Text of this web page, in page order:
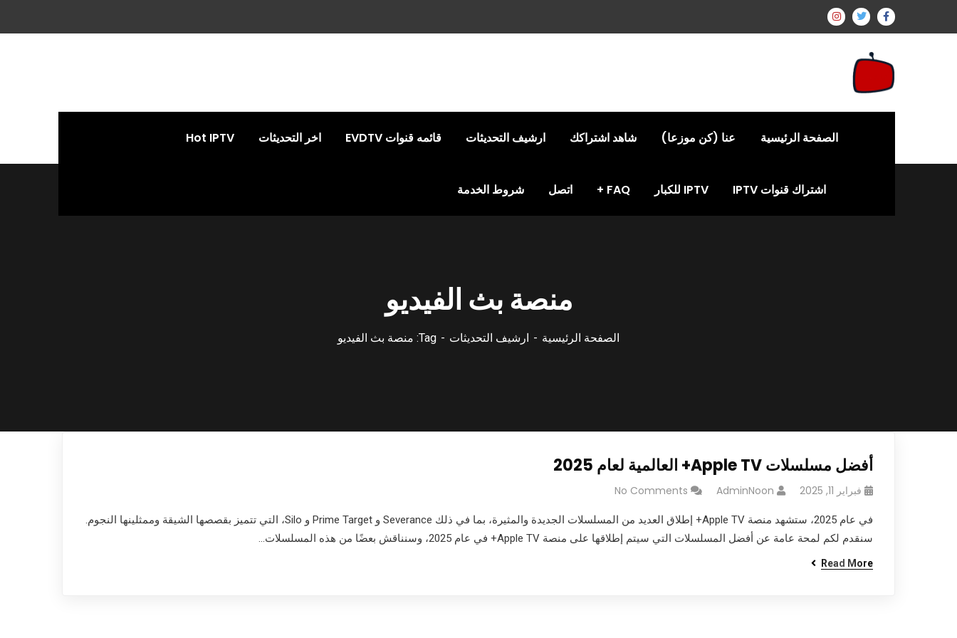
الصفحة الرئيسية عنا (كن موزعا) شاهد اشتراكك ارشيف التحديثات قائمه قنوات EVDTV اخر التحديثات Hot IPTV
اشتراك قنوات IPTV IPTV للكبار FAQ اتصل شروط الخدمة
منصة بث الفيديو
الصفحة الرئيسية ارشيف التحديثات Tag: منصة بث الفيديو
أفضل مسلسلات Apple TV+ العالمية لعام 2025
فبراير 11, 2025 AdminNoon
No Comments
في عام 2025، ستشهد منصة Apple TV+ إطلاق العديد من المسلسلات الجديدة والمثيرة، بما في ذلك Severance و Prime Target و Silo، التي تتميز بقصصها الشيقة وممثلينها النجوم.
سنقدم لكم لمحة عامة عن أفضل المسلسلات التي سيتم إطلاقها على منصة Apple TV+ في عام 2025، وسنناقش بعضًا من هذه المسلسلات…
Read More